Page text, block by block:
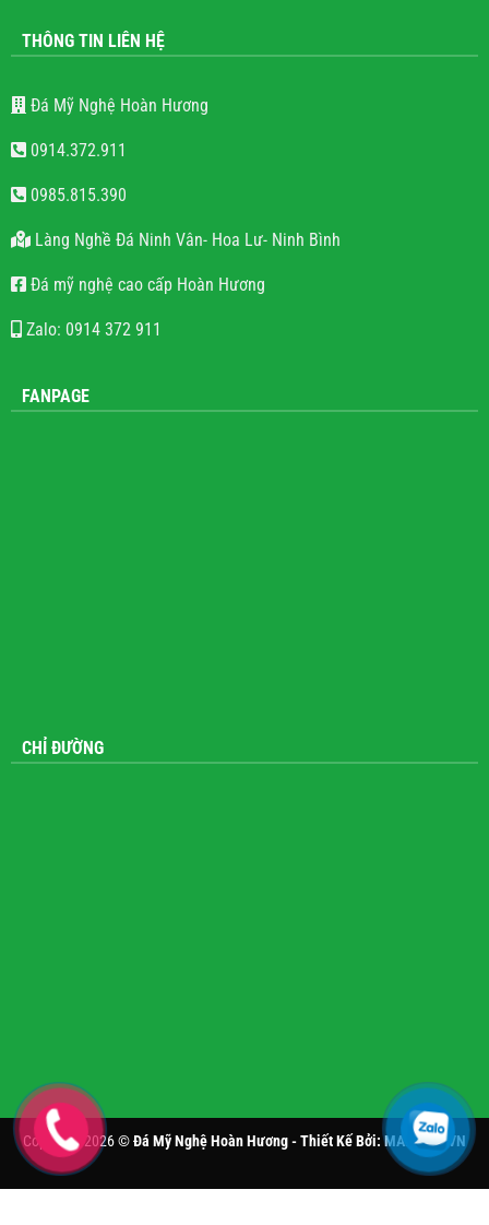
THÔNG TIN LIÊN HỆ
Đá Mỹ Nghệ Hoàn Hương
0914.372.911
0985.815.390
Làng Nghề Đá Ninh Vân- Hoa Lư- Ninh Bình
Đá mỹ nghệ cao cấp Hoàn Hương
Zalo: 0914 372 911
FANPAGE
CHỈ ĐƯỜNG
Copyright 2026 ©Đá Mỹ Nghệ Hoàn Hương - Thiết Kế Bởi:MANHAN.VN